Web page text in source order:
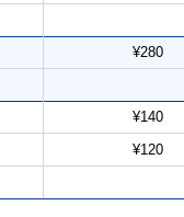
¥280
¥140
¥120